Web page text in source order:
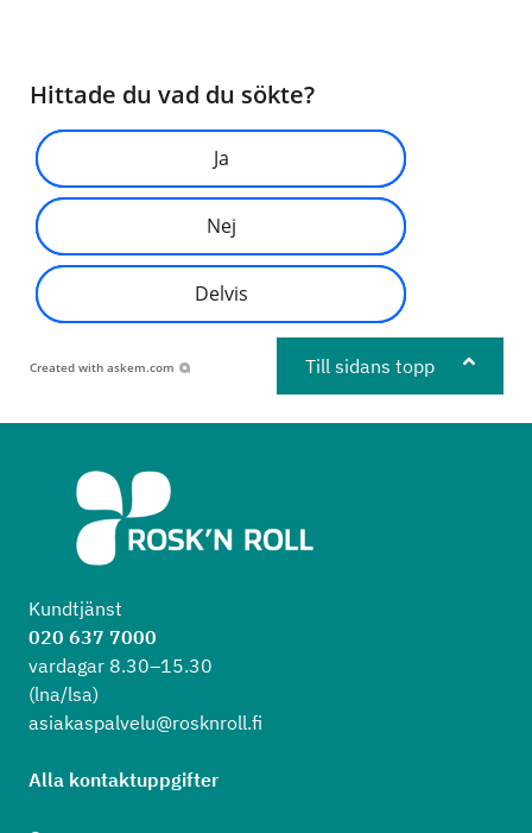
Hittade du vad du sökte?
Ja
Nej
Delvis
Created with askem.com Till sidans topp
Kundtjänst
020 637 7000
vardagar 8.30–15.30
(lna/lsa)
asiakaspalvelu@rosknroll.fi
Alla kontaktuppgifter